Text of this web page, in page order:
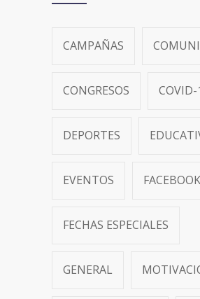
CAMPAÑAS
CONGRESOS COVID-
DEPORTES
EVENTOS
FECHAS ESPECIALES
GENERAL